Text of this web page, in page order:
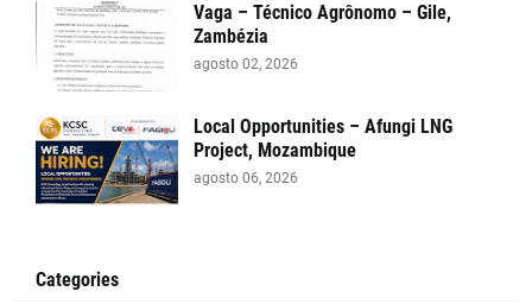
Vaga – Técnico Agrônomo – Gile,
Zambézia
agosto 02, 2026
Local Opportunities – Afungi LNG
Project, Mozambique
agosto 06, 2026
Categories